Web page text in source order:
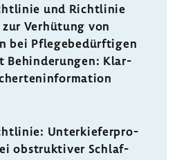
und Richt­linie
Verhü­tung von
bei Pfle­ge­be­dürf­tigen
Behin­de­rungen: Klar­
Unter­kie­fer­pro­
obstruk­tiver Schlaf­